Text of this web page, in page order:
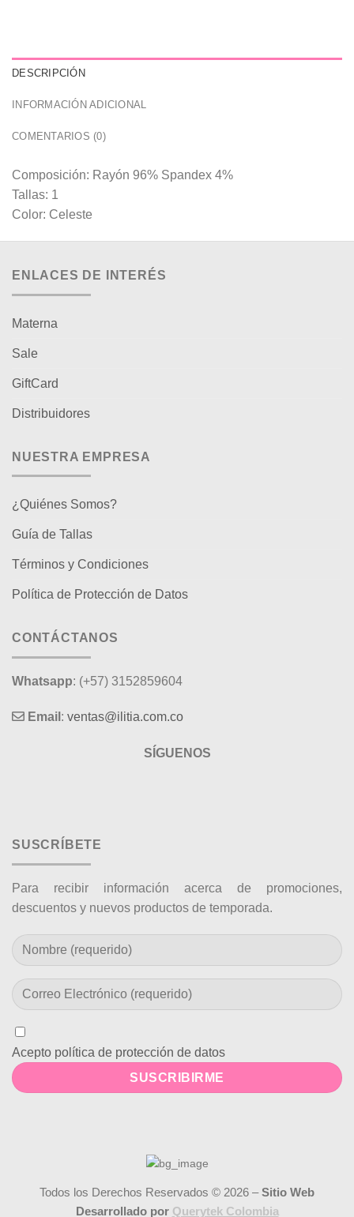
DESCRIPCIÓN
INFORMACIÓN ADICIONAL
COMENTARIOS (0)
Composición: Rayón 96% Spandex 4%
Tallas: 1
Color: Celeste
ENLACES DE INTERÉS
Materna
Sale
GiftCard
Distribuidores
NUESTRA EMPRESA
¿Quiénes Somos?
Guía de Tallas
Términos y Condiciones
Política de Protección de Datos
CONTÁCTANOS
Whatsapp: (+57) 3152859604
Email : ventas@ilitia.com.co
SÍGUENOS
SUSCRÍBETE
Para recibir información acerca de promociones,
descuentos y nuevos productos de temporada.
Acepto política de protección de datos
Todos los Derechos Reservados © 2026 –Sitio Web
Desarrollado por Querytek Colombia